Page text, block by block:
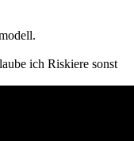
ich Riskiere sonst